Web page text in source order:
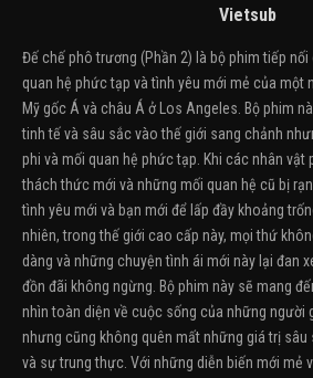
Vietsub
Đế chế phô trương (Phần 2) là bộ phim tiếp
quan hệ phức tạp và tình yêu mới mẻ của một
Mỹ gốc Á và châu Á ở Los Angeles. Bộ phim
tinh tế và sâu sắc vào thế giới sang chảnh
phi và mối quan hệ phức tạp. Khi các nhân vật
thách thức mới và những mối quan hệ cũ bị
tình yêu mới và bạn mới để lấp đầy khoảng
nhiên, trong thế giới cao cấp này, mọi thứ
dàng và những chuyện tình ái mới này lại đan
đồn đãi không ngừng. Bộ phim này sẽ mang
nhìn toàn diện về cuộc sống của những người
nhưng cũng không quên mất những giá trị sâu
và sự trung thực. Với những diễn biến mới mẻ